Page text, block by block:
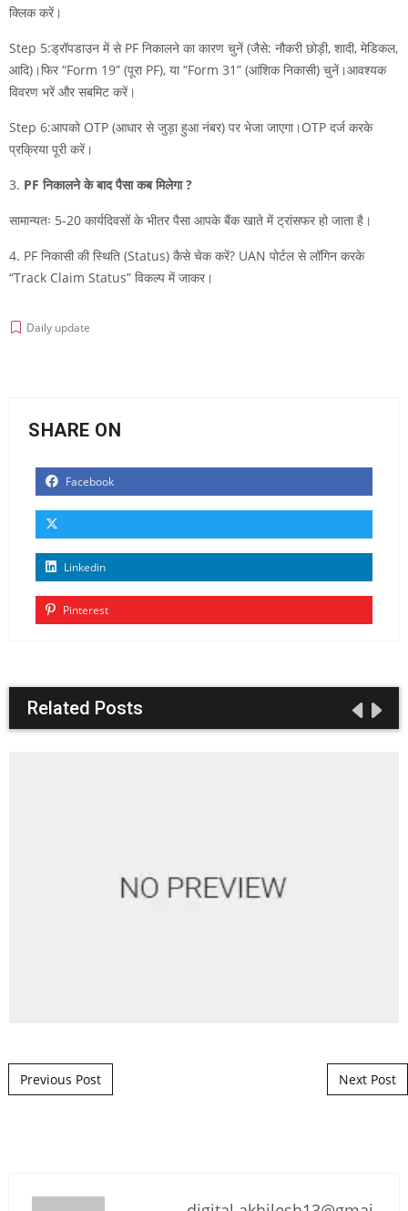
क्लिक करें।
Step 5:ड्रॉपडाउन में से PF निकालने का कारण चुनें (जैसे: नौकरी छोड़ी, शादी, मेडिकल,
आदि)।फिर “Form 19” (पूरा PF), या “Form 31” (आंशिक निकासी) चुनें।आवश्यक
विवरण भरें और सबमिट करें।
Step 6:आपको OTP (आधार से जुड़ा हुआ नंबर) पर भेजा जाएगा।OTP दर्ज करके
प्रक्रिया पूरी करें।
3. PF निकालने के बाद पैसा कब मिलेगा ?
सामान्यतः 5-20 कार्यदिवसों के भीतर पैसा आपके बैंक खाते में ट्रांसफर हो जाता है।
4. PF निकासी की स्थिति (Status) कैसे चेक करें? UAN पोर्टल से लॉगिन करके
“Track Claim Status” विकल्प में जाकर।
Daily update
SHARE ON
Facebook
Linkedin
Pinterest
Related Posts
Post navigation
Previous Post Next Post